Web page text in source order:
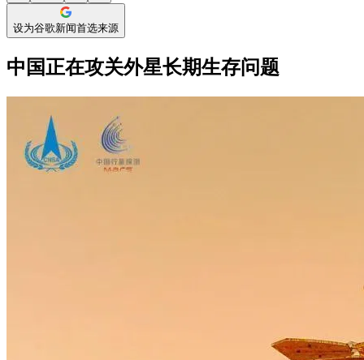
设为谷歌新闻首选来源
中国正在攻关外星长期生存问题